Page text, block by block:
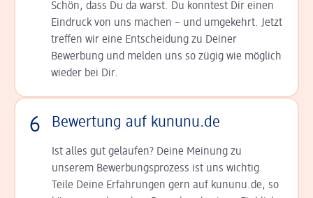
Schön, dass Du da warst. Du konntest Dir einen
Ein­druck von uns machen – und umgekehrt. Jetzt
tref­fen wir eine Entscheidung zu Deiner
Bewerbung und melden uns so zügig wie möglich
wieder bei Dir.
6 Bewertung auf kununu.de
Ist alles gut gelaufen? Deine Meinung zu
unserem Bewerbungsprozess ist uns wichtig.
Teile Deine Erfahrungen gern auf kununu.de, so